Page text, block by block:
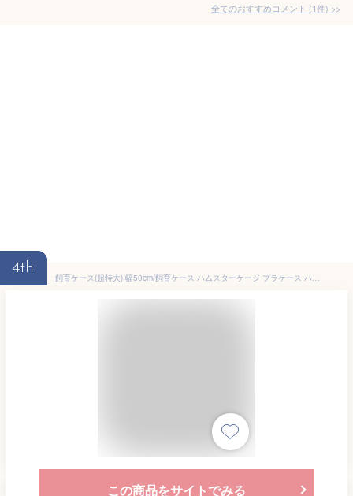
全てのおすすめコメント (1件) >
4th
飼育ケース(超特大) 幅50cm/飼育ケース ハムスターケージ プラケース ハウス 大き目 スーパー特大 小動物 ハムスター ジャンガリアン カメ 昆虫
この商品をサイトでみる